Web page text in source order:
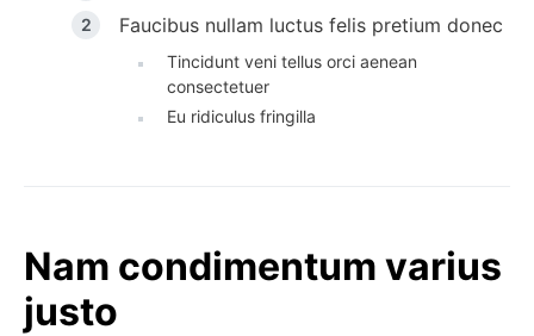
Faucibus nullam luctus felis pretium donec
Tincidunt veni tellus orci aenean
consectetuer
Eu ridiculus fringilla
Nam condimentum varius
justo